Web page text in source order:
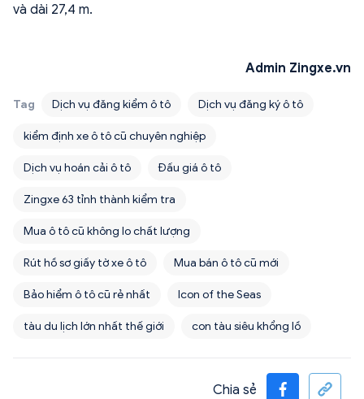
và dài 27,4 m.
Admin Zingxe.vn
Tag Dịch vụ đăng kiểm ô tô Dịch vụ đăng ký ô tô
kiểm định xe ô tô cũ chuyên nghiệp
Dịch vụ hoán cải ô tô Đấu giá ô tô
Zingxe 63 tỉnh thành kiểm tra
Mua ô tô cũ không lo chất lượng
Rút hồ sơ giấy tờ xe ô tô Mua bán ô tô cũ mới
Bảo hiểm ô tô cũ rẻ nhất Icon of the Seas
tàu du lịch lớn nhất thế giới con tàu siêu khổng lồ
Chia sẻ